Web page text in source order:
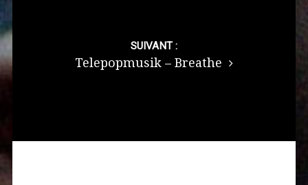
SUIVANT :
Telepopmusik – Breathe